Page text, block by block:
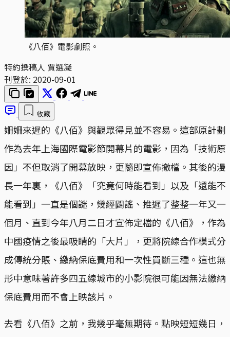
《八佰》電影劇照。
特約撰稿人 賈選凝
刊登於: 2020-09-01
收藏
姍姍來遲的《八佰》與觀眾得見並不容易。這部原計劃
作為去年上海國際電影節開幕片的電影，因為「技術原
因」不但取消了開幕放映，更隨即宣佈撤檔。其後的漫
長一年裏，《八佰》「究竟何時能看到」以及「還能不
能看到」一直是個謎，幾經闢謠、推遲了整整一年又一
個月、直到今年八月二日才宣佈定檔的《八佰》，作為
中國疫情之後最吸睛的「大片」，更將院線合作模式分
成傳統分賬、繳納保底費用和一次性買斷三種。這也無
形中意味著許多四五線城市的小影院很可能因無法繳納
保底費用而不會上映該片。
去看《八佰》之前，我幾乎毫無期待。點映短短幾日，